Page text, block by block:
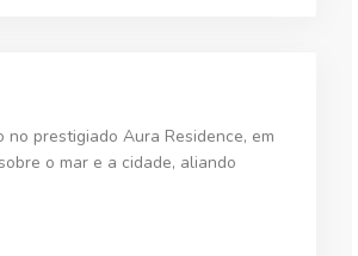
no prestigiado Aura Residence, em
o mar e a cidade, aliando